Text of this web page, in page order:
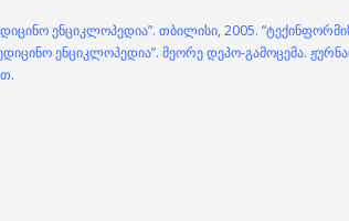
ენციკლოპედია”. თბილისი, 2005.
ენციკლოპედია”. მეორე დეპო-გამოცემა.